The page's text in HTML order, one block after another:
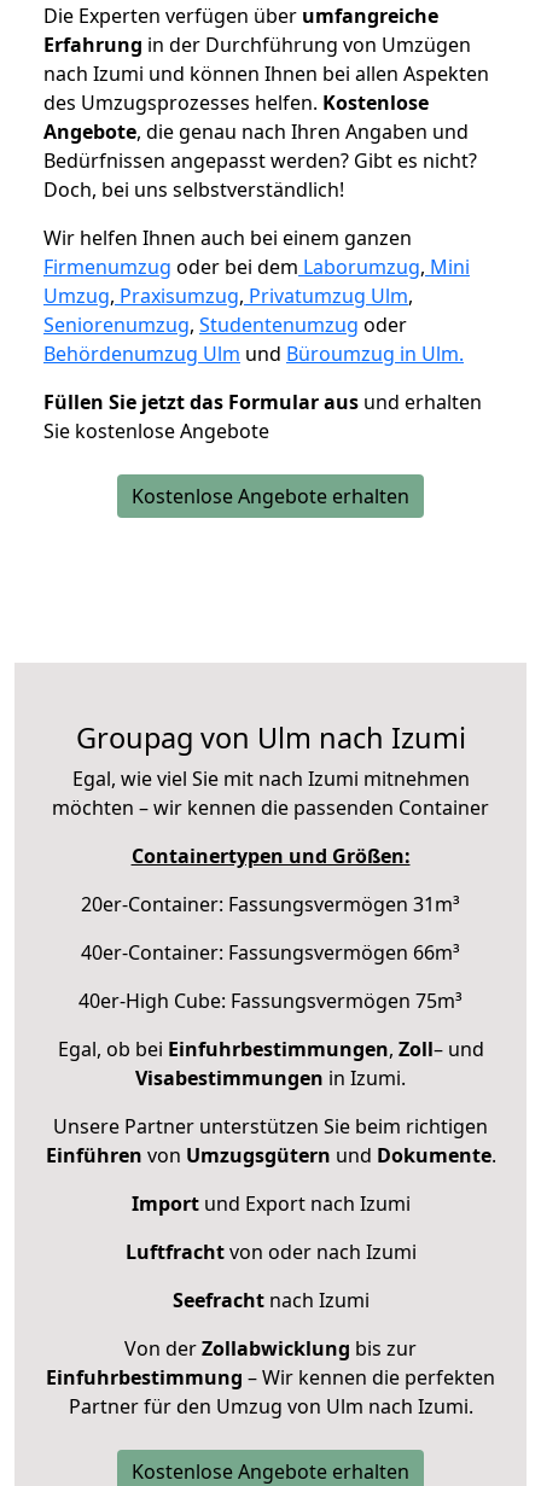
Die Experten verfügen über umfangreiche
Erfahrung in der Durchführung von Umzügen
nach Izumi und können Ihnen bei allen Aspekten
des Umzugsprozesses helfen. Kostenlose
Angebote, die genau nach Ihren Angaben und
Bedürfnissen angepasst werden? Gibt es nicht?
Doch, bei uns selbstverständlich!
Wir helfen Ihnen auch bei einem ganzen
Firmenumzug oder bei dem Laborumzug, Mini
Umzug, Praxisumzug, Privatumzug Ulm,
Seniorenumzug, Studentenumzug oder
Behördenumzug Ulm und Büroumzug in Ulm.
Füllen Sie jetzt das Formular aus und erhalten
Sie kostenlose Angebote
Kostenlose Angebote erhalten
Groupag von Ulm nach Izumi
Egal, wie viel Sie mit nach Izumi mitnehmen
möchten – wir kennen die passenden Container
Containertypen und Größen:
20er-Container: Fassungsvermögen 31m³
40er-Container: Fassungsvermögen 66m³
40er-High Cube: Fassungsvermögen 75m³
Egal, ob bei Einfuhrbestimmungen, Zoll– und
Visabestimmungen in Izumi.
Unsere Partner unterstützen Sie beim richtigen
Einführen von Umzugsgütern und Dokumente.
Importund Export nach Izumi
Luftfrachtvon oder nach Izumi
Seefrachtnach Izumi
Von derZollabwicklung bis zur
Einfuhrbestimmung – Wir kennen die perfekten
Partner für den Umzug von Ulm nach Izumi.
Kostenlose Angebote erhalten